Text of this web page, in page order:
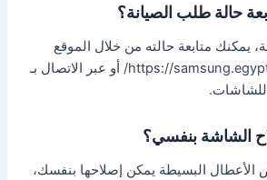
يمكنك متابعة حالته من خلال الموقع
الرسمي https://samsung.egyptagent.com/ أو عبر الاتصال بـ
البسيطة يمكن إصلاحها بنفسك،